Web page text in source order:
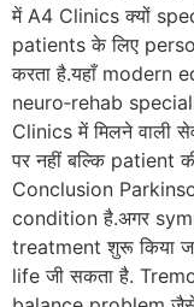
में A4 Clinics क्यों
patients के लिए
करता है.यहाँ modern
neuro‑rehab
Clinics में मिलने वाली
पर नहीं बल्कि patient
Conclusion
condition है.अगर
treatment शुरू किया
life जी सकता है.